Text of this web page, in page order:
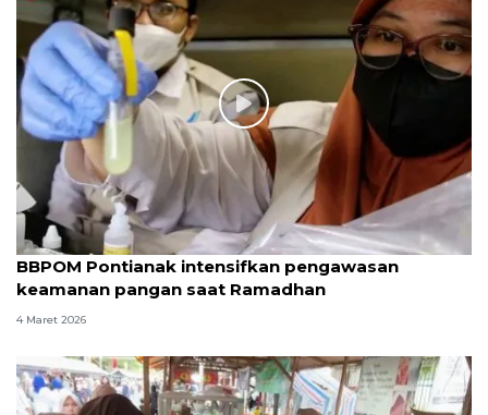
BBPOM Pontianak intensifkan pengawasan
keamanan pangan saat Ramadhan
4 Maret 2026